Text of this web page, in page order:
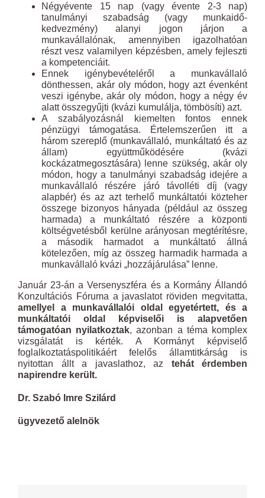
Négyévente 15 nap (vagy évente 2-3 nap)
tanulmányi szabadság (vagy munkaidő-
kedvezmény) alanyi jogon járjon a
munkavállalónak, amennyiben igazolhatóan
részt vesz valamilyen képzésben, amely fejleszti
a kompetenciáit.
Ennek igénybevételéről a munkavállaló
dönthessen, akár oly módon, hogy azt évenként
veszi igénybe, akár oly módon, hogy a négy év
alatt összegyűjti (kvázi kumulálja, tömbösíti) azt.
A szabályozásnál kiemelten fontos ennek
pénzügyi támogatása. Értelemszerűen itt a
három szereplő (munkavállaló, munkáltató és az
állam) együttműködésére (kvázi
kockázatmegosztására) lenne szükség, akár oly
módon, hogy a tanulmányi szabadság idejére a
munkavállaló részére járó távolléti díj (vagy
alapbér) és az azt terhelő munkáltatói közteher
összege bizonyos hányada (például az összeg
harmada) a munkáltató részére a központi
költségvetésből kerülne arányosan megtérítésre,
a második harmadot a munkáltató állná
kötelezően, míg az összeg harmadik harmada a
munkavállaló kvázi „hozzájárulása” lenne.
Január 23-án a Versenyszféra és a Kormány Állandó
Konzultációs Fóruma a javaslatot röviden megvitatta,
amellyel a munkavállalói oldal egyetértett, és a
munkáltatói oldal képviselői is alapvetően
támogatóan nyilatkoztak, azonban a téma komplex
vizsgálatát is kérték. A Kormányt képviselő
foglalkoztatáspolitikáért felelős államtitkárság is
nyitottan állt a javaslathoz, az tehát érdemben
napirendre került.
Dr. Szabó Imre Szilárd
ügyvezető alelnök